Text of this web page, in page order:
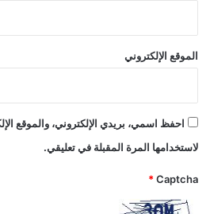
ع
ة
ا
أ
م
ي
ي
الموقع الإلكتروني
احفظ اسمي، بريدي الإلكتروني، والموقع
لاستخدامها المرة المقبلة في تعليقي.
Captcha
*